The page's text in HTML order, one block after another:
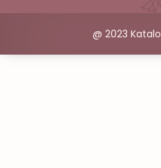
@ 2023